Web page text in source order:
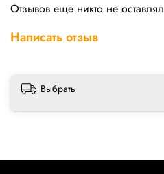
Отзывов еще никто не оставлял
Написать отзыв
Выбрать